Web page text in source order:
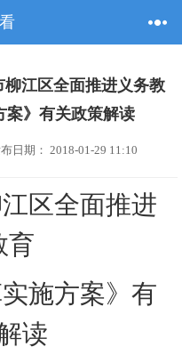
柳江区全面推进义务教
案》有关政策解读
日期： 2018-01-29 11:10
区全面推进
育
施方案》有
读